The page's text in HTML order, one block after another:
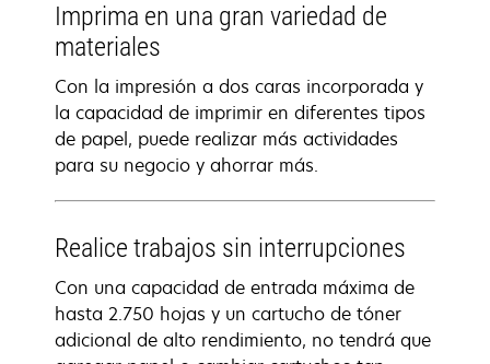
Imprima en una gran variedad de
materiales
Con la impresión a dos caras incorporada y
la capacidad de imprimir en diferentes tipos
de papel, puede realizar más actividades
para su negocio y ahorrar más.
Realice trabajos sin interrupciones
Con una capacidad de entrada máxima de
hasta 2.750 hojas y un cartucho de tóner
adicional de alto rendimiento, no tendrá que